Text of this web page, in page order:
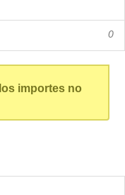
0
importes no